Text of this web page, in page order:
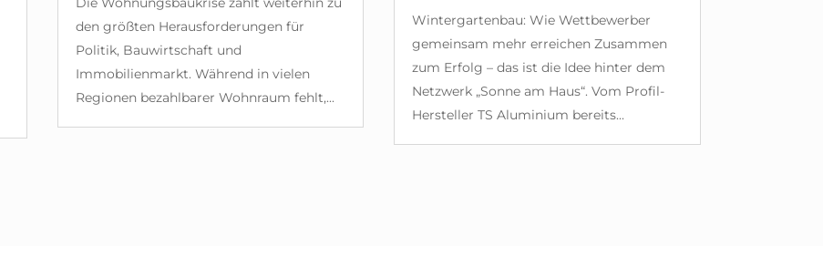
den größten Herausforderungen für
Politik, Bauwirtschaft und
Immobilienmarkt. Während in vielen
Regionen bezahlbarer Wohnraum fehlt,...
Wintergartenbau: Wie Wettbewerber
gemeinsam mehr erreichen Zusammen
zum Erfolg – das ist die Idee hinter dem
Netzwerk „Sonne am Haus“. Vom Profil-
Hersteller TS Aluminium bereits...